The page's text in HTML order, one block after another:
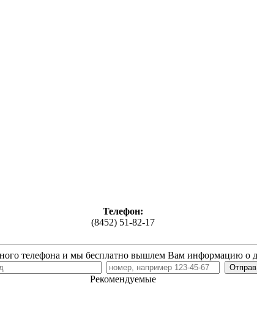
Телефон:
(8452) 51-82-17
телефона и мы бесплатно вышлем Вам информацию о
Рекомендуемые